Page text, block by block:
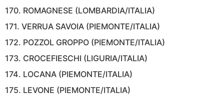
170. ROMAGNESE (LOMBARDIA/ITALIA)
171. VERRUA SAVOIA (PIEMONTE/ITALIA)
172. POZZOL GROPPO (PIEMONTE/ITALIA)
173. CROCEFIESCHI (LIGURIA/ITALIA)
174. LOCANA (PIEMONTE/ITALIA)
175. LEVONE (PIEMONTE/ITALIA)